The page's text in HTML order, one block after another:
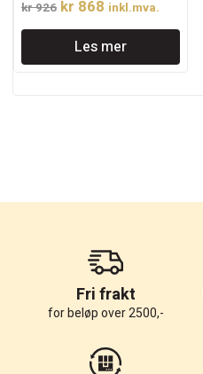
kr926 Opprinnelig
pris
var:
kr 926.
kr 868 Nåværende
pris
er:
kr 868.
inkl.mva.
Les mer
Fri frakt
for beløp over 2500,-